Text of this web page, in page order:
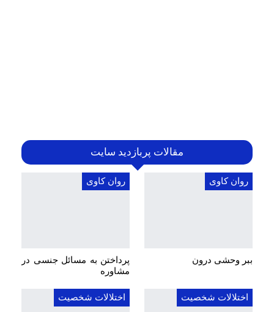
مقالات پربازدید سایت
روان کاوی
ببر وحشی درون
روان کاوی
پرداختن به مسائل جنسی در
مشاوره
اختلالات شخصیت اختلالات شخصیت